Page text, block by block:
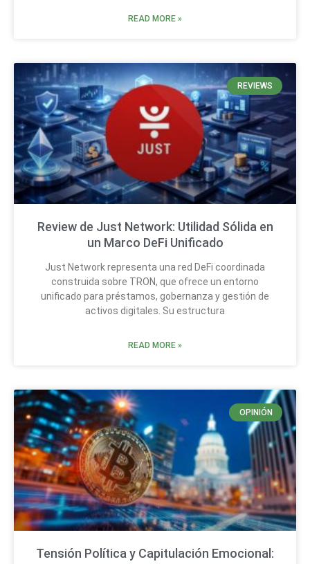
READ MORE »
REVIEWS
Review de Just Network: Utilidad Sólida en
un Marco DeFi Unificado
Just Network representa una red DeFi coordinada
construida sobre TRON, que ofrece un entorno
unificado para préstamos, gobernanza y gestión de
activos digitales. Su estructura
READ MORE »
OPINIÓN
Tensión Política y Capitulación Emocional: